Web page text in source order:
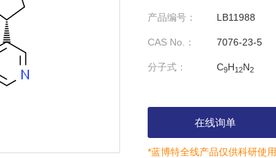
产品编号： LB11988
CAS No.： 7076-23-5
分子式： C9H12N2
在线询单
*蓝博特全线产品仅供科研使用